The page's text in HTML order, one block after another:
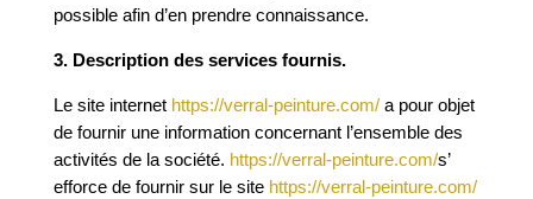
possible afin d’en prendre connaissance.
3. Description des services fournis.
Le site internet https://verral-peinture.com/a pour objet
de fournir une information concernant l’ensemble des
activités de la société. https://verral-peinture.com/s’
efforce de fournir sur le site https://verral-peinture.com/